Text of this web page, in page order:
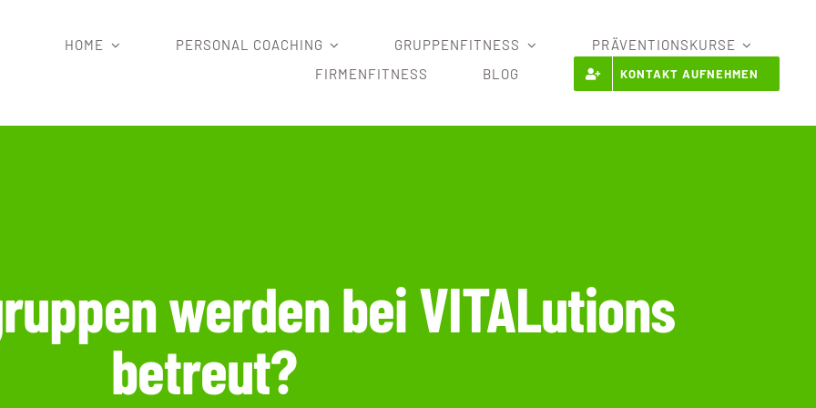
HOME PERSONAL COACHING GRUPPENFITNESS
PRÄVENTIONSKURSE
FIRMENFITNESS
BLOG KONTAKT AUFNEHMEN
werden bei VITALutions
betreut?